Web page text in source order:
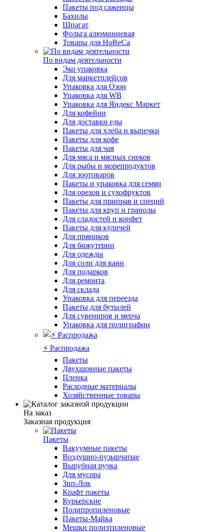
Пакеты под саженцы
Бахилы
Шпагат
Фольга алюминиевая
Товары для HoReCa
По видам деятельности
Эко упаковка
Для маркетплейсов
Упаковка для Озон
Упаковка для WB
Упаковка для Яндекс Маркет
Для кофейни
Для доставки еды
Пакеты для хлеба и выпечки
Пакеты для кофе
Пакеты для чая
Для мяса и мясных снеков
Для рыбы и морепродуктов
Для зоотоваров
Пакеты и упаковка для семян
Для орехов и сухофруктов
Пакеты для приправ и специй
Пакеты для круп и гранолы
Для сладостей и конфет
Пакеты для куличей
Для пряников
Для бижутерии
Для одежды
Для соли для ванн
Для подарков
Для ремонта
Для склада
Упаковка для переезда
Пакеты для бутылей
Для сувениров и мерча
Упаковка для полиграфии
⚡️ Распродажа
Пакеты
Двухшовные пакеты
Пленка
Расходные материалы
Хозяйственные товары
На заказ
Заказная продукция
Пакеты
Вакуумные пакеты
Воздушно-пузырчатые
Вырубная ручка
Для мусора
Зип-Лок
Крафт пакеты
Курьерские
Полипропиленовые
Пакеты-Майка
Мешки полиэтиленовые